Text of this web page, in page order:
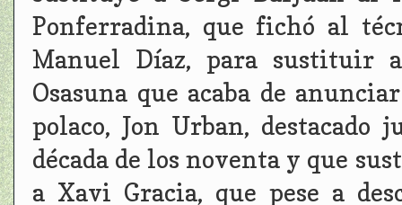
Ponferradina, que fichó al
Manuel Díaz, para sustituir
Osasuna que acaba de
polaco, Jon Urban, destacado
década de los noventa y que
a Xavi Gracia, que pese a